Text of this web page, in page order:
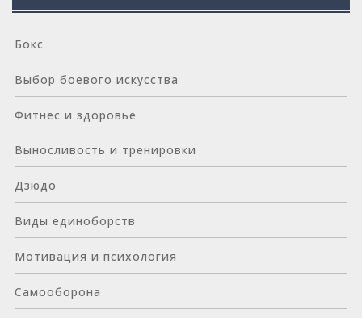
Бокс
Выбор боевого искусства
Фитнес и здоровье
Выносливость и тренировки
Дзюдо
Виды единоборств
Мотивация и психология
Самооборона